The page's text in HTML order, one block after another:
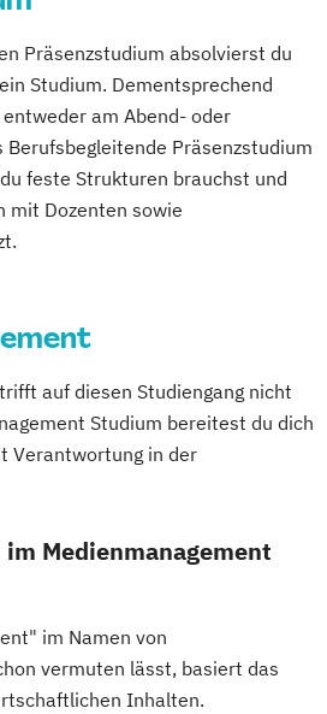
Präsenzstudium absolvierst du
Studium. Dementsprechend
am Abend- oder
Präsenzstudium
feste Strukturen brauchst und
mit Dozenten sowie
auf diesen Studiengang nicht
Studium bereitest du dich
Verantwortung in der
Medienmanagement
im Namen von
vermuten lässt, basiert das
Inhalten.